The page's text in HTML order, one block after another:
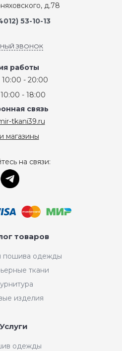
д.78
53-10-13
ЗВОНОК
работы
- 20:00
- 18:00
связь
tkani39.ru
магазины
на связи:
товаров
пошива одежды
ткани
изделия
Услуги
одежды